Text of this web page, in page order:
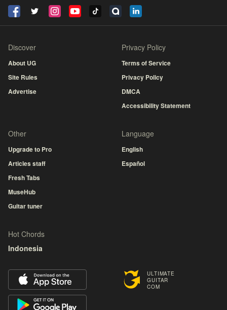
ULTIMATE
GUITAR
COM
Discover
About UG
Site Rules
Advertise
Privacy Policy
Terms of Service
Privacy Policy
DMCA
Accessibility Statement
Other
Upgrade to Pro
Articles staff
Fresh Tabs
MuseHub
Guitar tuner
Language
English
Español
Hot Chords
Indonesia